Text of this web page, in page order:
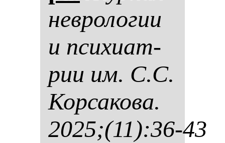
нев­ро­ло­гии
и пси­хи­ат­
рии им. С.С.
Кор­са­ко­ва.
2025;(11):36-43